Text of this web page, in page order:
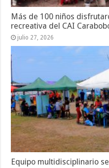
Más de 100 niños
recreativa del CAI
julio 27, 2026
Equipo multidisciplinario